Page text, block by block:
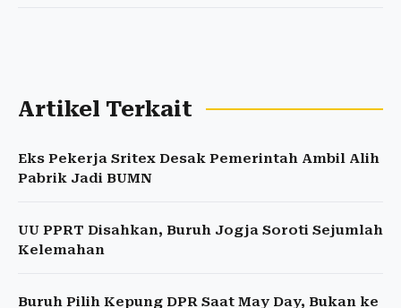
Artikel Terkait
Eks Pekerja Sritex Desak Pemerintah Ambil Alih
Pabrik Jadi BUMN
UU PPRT Disahkan, Buruh Jogja Soroti Sejumlah
Kelemahan
Buruh Pilih Kepung DPR Saat May Day, Bukan ke